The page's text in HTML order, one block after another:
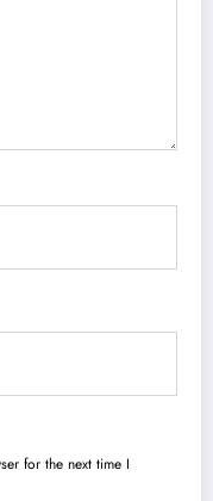
for the next time I